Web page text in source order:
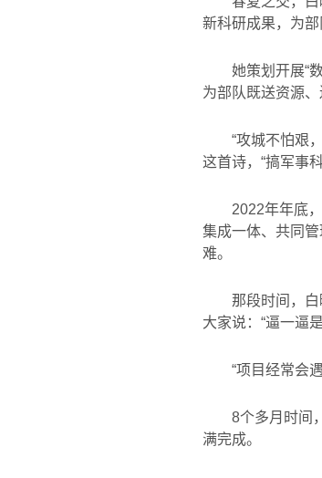
新科研成果，为
她策划开展“
为部队既送资源、
“攻城不怕艰
这首诗，“搞军事
2022年年底
集成一体、共同
难。
那段时间，
大家说：“逼一逼
“项目经常会
8个多月时间
满完成。